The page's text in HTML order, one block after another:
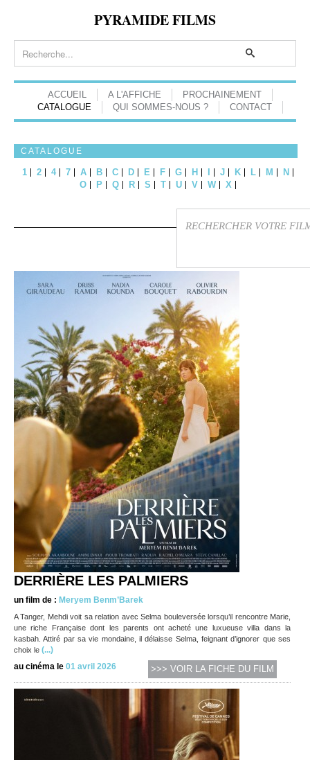
PYRAMIDE FILMS
ACCUEIL A L'AFFICHE
PROCHAINEMENT
CATALOGUE
QUI SOMMES-NOUS ? CONTACT
CATALOGUE
1 2 4 7 A B C D E F G H J K L M
N
O
P Q R S T U V W X
DERRIÈRE LES PALMIERS
un film de : Meryem Benm’Barek
A Tanger, Mehdi voit sa relation avec Selma bouleversée lorsqu’il rencontre Marie,
une riche Française dont les parents ont acheté une luxueuse villa dans la
kasbah. Attiré par sa vie mondaine, il délaisse Selma, feignant d’ignorer que ses
choix le (...)
au cinéma le 01 avril 2026 >>> VOIR LA FICHE DU FILM